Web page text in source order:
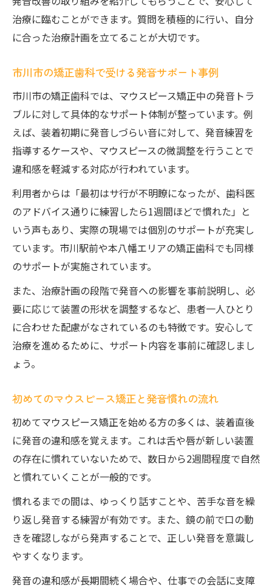
母音と子音のバランスを意識した発音練習
法
マウスピース矯正の目立たなさと発音の両
立法
快適な発音を保つための矯正装着時の工夫
矯正歯科で受けられる発音維持サポートと
は
関係
仕事中でも安心できる発音調整のノウハウ
発音の違和感を乗り越える慣れとコツとは
マウスピース矯正で発音に慣れるまでの期
違和感解消に役立つ発音練習ルーティン紹
介
矯正装着後でも安心できる発音改善のコツ
市川市の矯正歯科で聞ける発音指導例
治療に臨むことができます。質問を積極的に行い、自分
に合った治療計画を立てることが大切です。
市川市の矯正歯科で受ける発音サポート事例
市川市の矯正歯科では、マウスピース矯正中の発音トラ
ブルに対して具体的なサポート体制が整っています。例
えば、装着初期に発音しづらい音に対して、発音練習を
指導するケースや、マウスピースの微調整を行うことで
違和感を軽減する対応が行われています。
利用者からは「最初はサ行が不明瞭になったが、歯科医
のアドバイス通りに練習したら1週間ほどで慣れた」と
いう声もあり、実際の現場では個別のサポートが充実し
ています。市川駅前や本八幡エリアの矯正歯科でも同様
のサポートが実施されています。
また、治療計画の段階で発音への影響を事前説明し、必
要に応じて装置の形状を調整するなど、患者一人ひとり
に合わせた配慮がなされているのも特徴です。安心して
治療を進めるために、サポート内容を事前に確認しまし
ょう。
初めてのマウスピース矯正と発音慣れの流れ
初めてマウスピース矯正を始める方の多くは、装着直後
に発音の違和感を覚えます。これは舌や唇が新しい装置
の存在に慣れていないためで、数日から2週間程度で自然
と慣れていくことが一般的です。
慣れるまでの間は、ゆっくり話すことや、苦手な音を繰
り返し発音する練習が有効です。また、鏡の前で口の動
きを確認しながら発声することで、正しい発音を意識し
やすくなります。
発音の違和感が長期間続く場合や、仕事での会話に支障